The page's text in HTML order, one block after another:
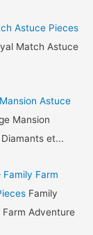
Astuce Pieces
Match Astuce
Astuce
Mansion
et...
Farm
Family
Adventure